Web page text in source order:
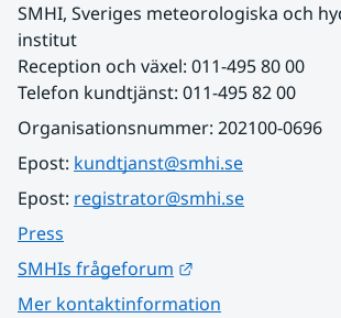
SMHI, Sveriges meteorologiska och
institut
Reception och växel: 011-495 80 00
Telefon kundtjänst: 011-495 82 00
Organisationsnummer: 202100-0696
Epost: kundtjanst@smhi.se
Epost: registrator@smhi.se
Press
SMHIs frågeforum
Mer kontaktinformation